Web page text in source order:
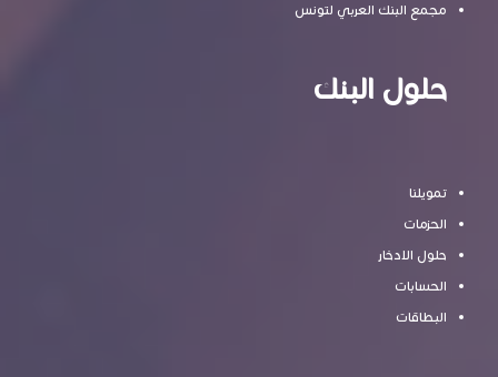
مجمع البنك العربي لتونس
حلول البنك
تمويلنا
الحزمات
حلول الادخار
الحسابات
البطاقات